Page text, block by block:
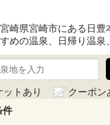
崎県宮崎市にある日
めの温泉、日帰り温泉
ットあり クーポン
件